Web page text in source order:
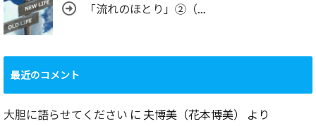
「流れのほとり」②（...
最近のコメント
大胆に語らせてください に 夫博美（花本博美） より